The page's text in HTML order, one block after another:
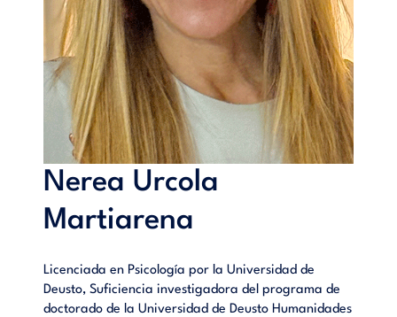
Nerea Urcola
Martiarena
Licenciada en Psicología por la Universidad de
Deusto, Suficiencia investigadora del programa de
doctorado de la Universidad de Deusto Humanidades